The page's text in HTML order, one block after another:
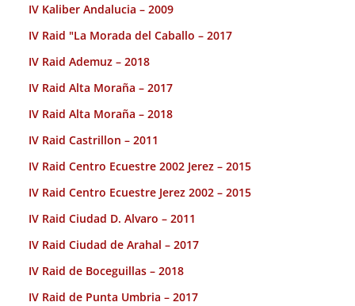
IV Kaliber Andalucia – 2009
IV Raid "La Morada del Caballo – 2017
IV Raid Ademuz – 2018
IV Raid Alta Moraña – 2017
IV Raid Alta Moraña – 2018
IV Raid Castrillon – 2011
IV Raid Centro Ecuestre 2002 Jerez – 2015
IV Raid Centro Ecuestre Jerez 2002 – 2015
IV Raid Ciudad D. Alvaro – 2011
IV Raid Ciudad de Arahal – 2017
IV Raid de Boceguillas – 2018
IV Raid de Punta Umbria – 2017